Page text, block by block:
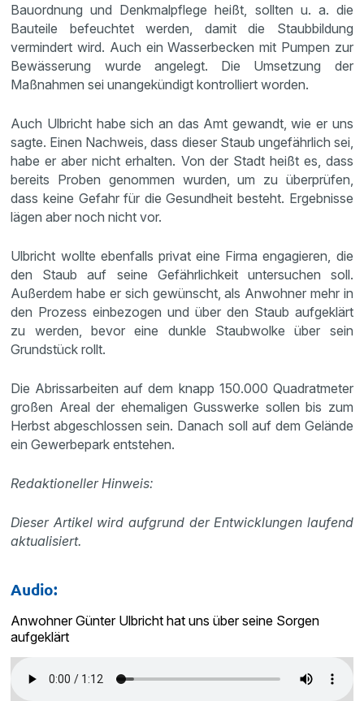
Bauordnung und Denkmalpflege heißt, sollten u. a. die
Bauteile befeuchtet werden, damit die Staubbildung
vermindert wird. Auch ein Wasserbecken mit Pumpen zur
Bewässerung wurde angelegt. Die Umsetzung der
Maßnahmen sei unangekündigt kontrolliert worden.
Auch Ulbricht habe sich an das Amt gewandt, wie er uns
sagte. Einen Nachweis, dass dieser Staub ungefährlich sei,
habe er aber nicht erhalten. Von der Stadt heißt es, dass
bereits Proben genommen wurden, um zu überprüfen,
dass keine Gefahr für die Gesundheit besteht. Ergebnisse
lägen aber noch nicht vor.
Ulbricht wollte ebenfalls privat eine Firma engagieren, die
den Staub auf seine Gefährlichkeit untersuchen soll.
Außerdem habe er sich gewünscht, als Anwohner mehr in
den Prozess einbezogen und über den Staub aufgeklärt
zu werden, bevor eine dunkle Staubwolke über sein
Grundstück rollt.
Die Abrissarbeiten auf dem knapp 150.000 Quadratmeter
großen Areal der ehemaligen Gusswerke sollen bis zum
Herbst abgeschlossen sein. Danach soll auf dem Gelände
ein Gewerbepark entstehen.
Redaktioneller Hinweis:
Dieser Artikel wird aufgrund der Entwicklungen laufend
aktualisiert.
Audio:
Anwohner Günter Ulbricht hat uns über seine Sorgen
aufgeklärt